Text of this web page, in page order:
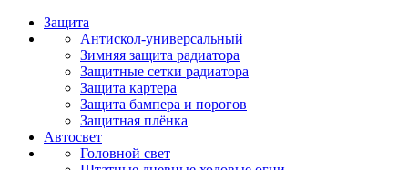
Защита
Антискол-универсальный
Зимняя защита радиатора
Защитные сетки радиатора
Защита картера
Защита бампера и порогов
Защитная плёнка
Автосвет
Головной свет